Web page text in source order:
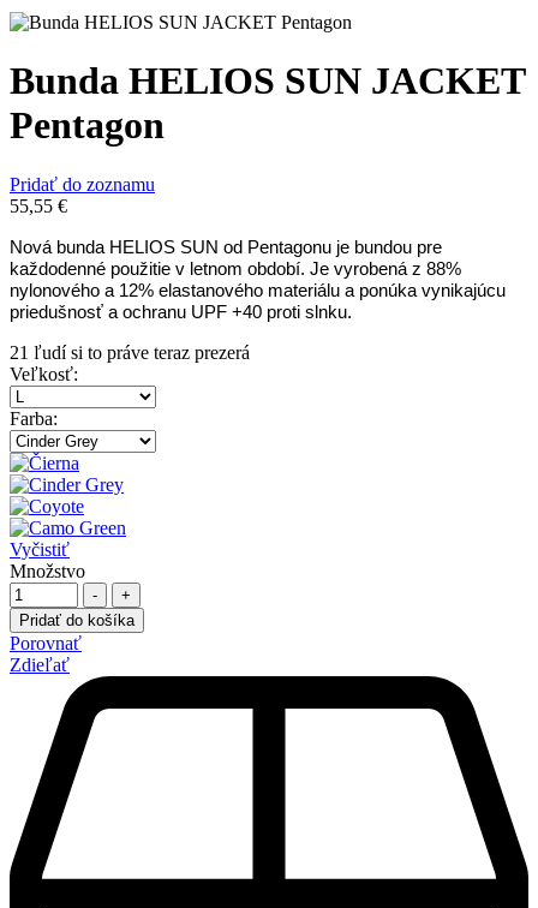
Bunda HELIOS SUN JACKET
Pentagon
Pridať do zoznamu
55,55 €
Nová bunda HELIOS SUN od Pentagonu je bundou pre
každodenné použitie v letnom období. Je vyrobená z 88%
nylonového a 12% elastanového materiálu a ponúka vynikajúcu
priedušnosť a ochranu UPF +40 proti slnku.
21 ľudí si to práve teraz prezerá
Veľkosť:
Farba:
Vyčistiť
Množstvo
-
+
Pridať do košíka
Porovnať
Zdieľať